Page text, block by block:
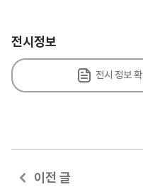
전시정보
전시 정보 확
이전 글